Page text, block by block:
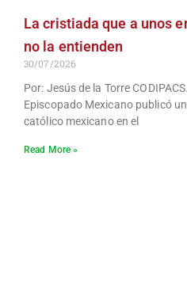
La cristiada que a unos
no la entienden
30/07/2026
Por: Jesús de la Torre
Episcopado Mexicano publicó
católico mexicano en el
Read More »